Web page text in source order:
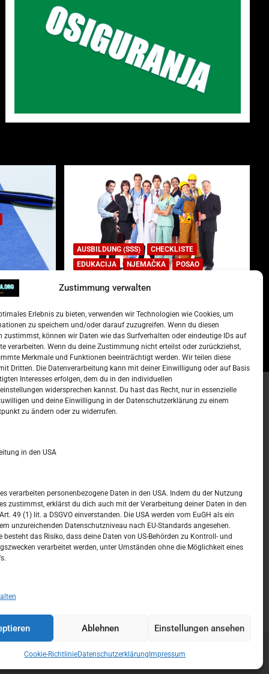
Zustimmung verwalten
Erlebnis zu bieten, verwenden wir Technologien wie Cookies, um
zu speichern und/oder darauf zuzugreifen. Wenn du diesen
zustimmst, können wir Daten wie das Surfverhalten oder eindeutige IDs auf
verarbeiten. Wenn du deine Zustimmung nicht erteilst oder zurückziehst,
Merkmale und Funktionen beeinträchtigt werden. Wir teilen diese
Dritten. Die Datenverarbeitung kann mit deiner Einwilligung oder auf Basis
Interesses erfolgen, dem du in den individuellen
widersprechen kannst. Du hast das Recht, nur in essenzielle
und deine Einwilligung in der Datenschutzerklärung zu einem
zu ändern oder zu widerrufen.
in den USA
verarbeiten personenbezogene Daten in den USA. Indem du der Nutzung
zustimmst, erklärst du dich auch mit der Verarbeitung deiner Daten in den
49 (1) lit. a DSGVO einverstanden. Die USA werden vom EuGH als ein
unzureichenden Datenschutzniveau nach EU-Standards angesehen.
besteht das Risiko, dass deine Daten von US-Behörden zu Kontroll- und
verarbeitet werden, unter Umständen ohne die Möglichkeit eines
Ablehnen Einstellungen ansehen
Cookie-RichtlinieDatenschutzerklärung Impressum
AUSBILDUNG (SSS)
CHECKLISTE
EDUKACIJA
NJEMAČKA POSAO
Lista najtraženijih deficitarnih
15. Oktober 2022 Redakcija
–
Kalendar
3 4 5 6 7 8 9
10 11 12 13 14 15
17 18 19 20 21 22 23